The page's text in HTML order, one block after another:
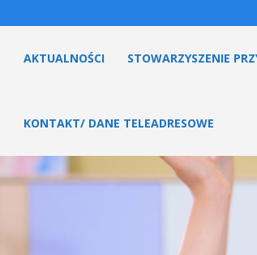
AKTUALNOŚCI STOWARZYSZENIE
KONTAKT/ DANE TELEADRESOWE